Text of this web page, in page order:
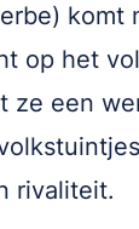
komt
op het
ze een
rivaliteit.